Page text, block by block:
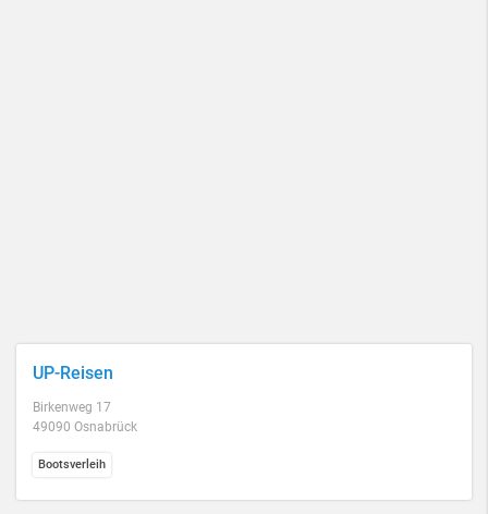
UP-Reisen
Birkenweg 17
49090 Osnabrück
Bootsverleih